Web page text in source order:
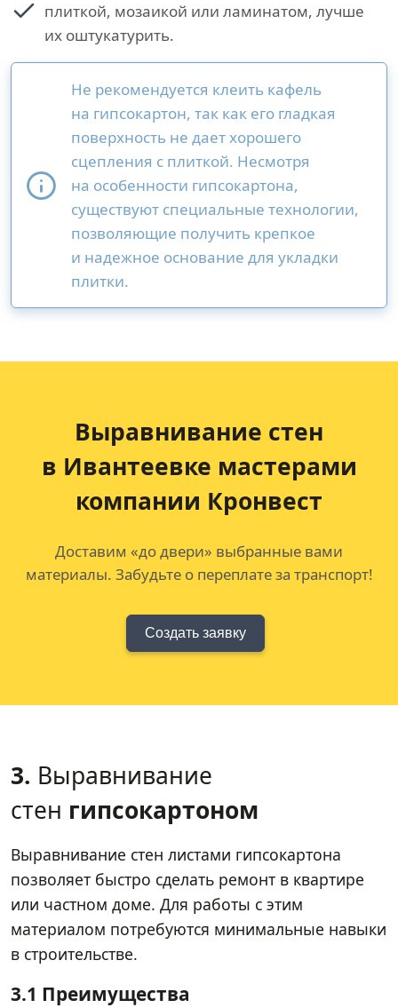
плиткой, мозаикой или ламинатом, лучше
их оштукатурить.
Не рекомендуется клеить кафель
на гипсокартон, так как его гладкая
поверхность не дает хорошего
сцепления с плиткой. Несмотря
на особенности гипсокартона,
существуют специальные технологии,
позволяющие получить крепкое
и надежное основание для укладки
плитки.
Выравнивание стен
в Ивантеевке мастерами
компании Кронвест
Доставим «до двери» выбранные вами
материалы. Забудьте о переплате за транспорт!
Создать заявку
3. Выравнивание
стен гипсокартоном
Выравнивание стен листами гипсокартона
позволяет быстро сделать ремонт в квартире
или частном доме. Для работы с этим
материалом потребуются минимальные навыки
в строительстве.
3.1 Преимущества